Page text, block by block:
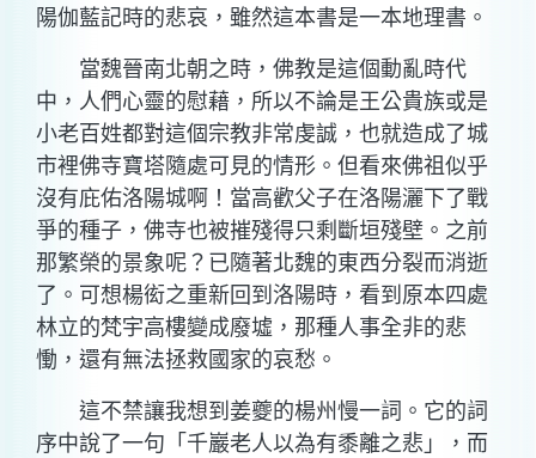
陽伽藍記時的悲哀，雖然這本書是一本地理書。
當魏晉南北朝之時，佛教是這個動亂時代
中，人們心靈的慰藉，所以不論是王公貴族或是
小老百姓都對這個宗教非常虔誠，也就造成了城
市裡佛寺寶塔隨處可見的情形。但看來佛祖似乎
沒有庇佑洛陽城啊！當高歡父子在洛陽灑下了戰
爭的種子，佛寺也被摧殘得只剩斷垣殘壁。之前
那繁榮的景象呢？已隨著北魏的東西分裂而消逝
了。可想楊衒之重新回到洛陽時，看到原本四處
林立的梵宇高樓變成廢墟，那種人事全非的悲
慟，還有無法拯救國家的哀愁。
這不禁讓我想到姜夔的楊州慢一詞。它的詞
序中說了一句「千巖老人以為有黍離之悲」，而